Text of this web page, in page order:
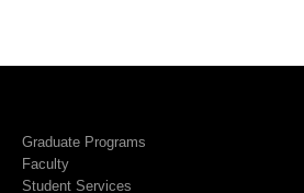
Graduate Programs
Faculty
Student Services